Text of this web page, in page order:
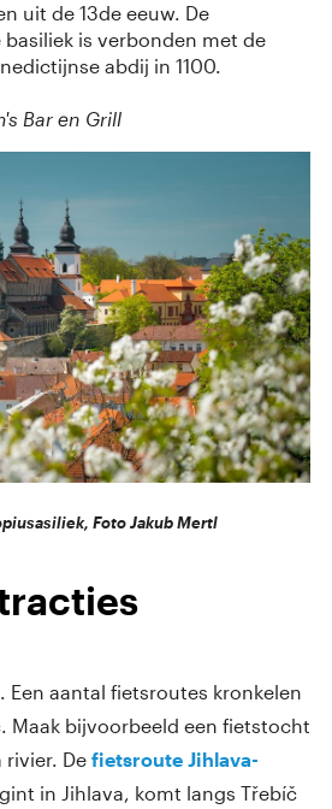
uit de 13de eeuw. De
is verbonden met de
abdij in 1100.
Bar en Grill
Foto Jakub Mertl
Een aantal fietsroutes kronkelen
Maak bijvoorbeeld een fietstocht
rivier. De fietsroute Jihlava-
in Jihlava, komt langs Třebíč